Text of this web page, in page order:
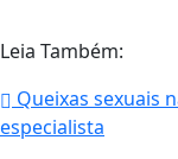
Leia Também:
Queixas sexuais
especialista